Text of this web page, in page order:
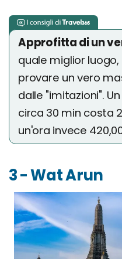
Approfitta di un
quale miglior
provare un vero
dalle "imitazioni".
circa 30 min costa
un'ora invece
3 - Wat Arun